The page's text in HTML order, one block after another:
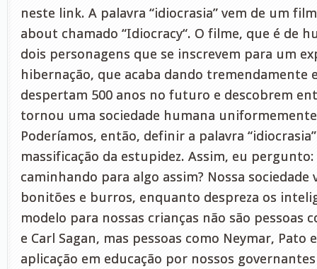
neste link. A palavra “idiocrasia” vem de um
about chamado “Idiocracy“. O filme, que é de
dois personagens que se inscrevem para um
hibernação, que acaba dando tremendamente
despertam 500 anos no futuro e descobrem
tornou uma sociedade humana
Poderíamos, então, definir a palavra
massificação da estupidez. Assim, eu
caminhando para algo assim? Nossa sociedade
bonitões e burros, enquanto despreza os
modelo para nossas crianças não são pessoas
e Carl Sagan, mas pessoas como Neymar, Pato
aplicação em educação por nossos